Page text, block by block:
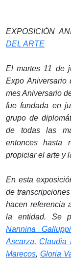
EXPOSICIÓN
DEL ARTE
El martes 11 de
Expo Aniversario
mes Aniversario
fue fundada en
grupo de
de todas las
entonces hasta
propiciar el arte y
En esta
de
hacen referencia
la entidad. Se
Nannina Galluppi
Ascarza, Claudia
Marecos, Gloria